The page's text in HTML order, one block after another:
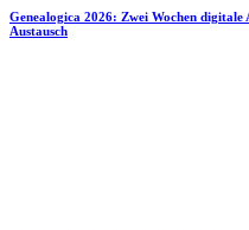
Genealogica 2026: Zwei Wochen
Austausch